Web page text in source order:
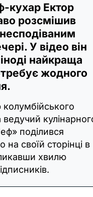
кухар Ектор
розсмішив
У відео він
найкраща
жодного
колумбійського
поділився
своїй сторінці в
хвилю